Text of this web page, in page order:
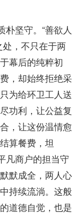
朴坚守。“善欲人
处，不只在于两
幕后的纯粹初
，却始终拒绝采
为给环卫工人送
功利，让公益复
，让这份温情愈
算餐费，坦
凡商户的担当守
默成全，两人心
持续流淌。这般
道德自觉，也是